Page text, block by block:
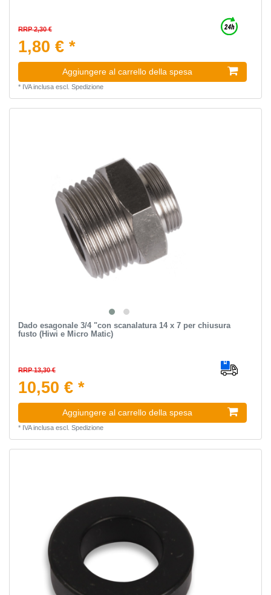
RRP 2,30 €
1,80 € *
Aggiungere al carrello della spesa
* IVA inclusaescl. Spedizione
Dado esagonale 3/4 "con scanalatura 14 x 7 per chiusura
fusto (Hiwi e Micro Matic)
RRP 13,30 €
10,50 € *
Aggiungere al carrello della spesa
* IVA inclusaescl. Spedizione